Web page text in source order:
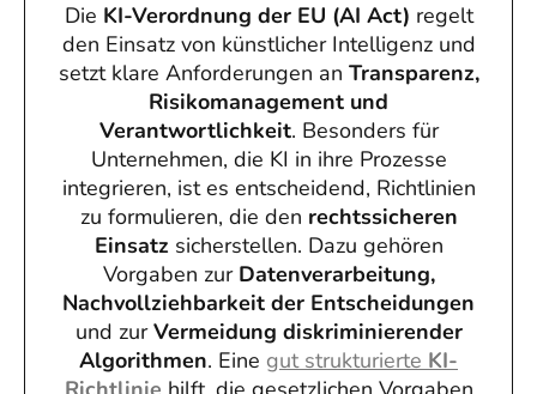
Die KI-Verordnung der EU (AI Act) regelt
den Einsatz von künstlicher Intelligenz und
setzt klare Anforderungen an Transparenz,
Risikomanagement und
Verantwortlichkeit. Besonders für
Unternehmen, die KI in ihre Prozesse
integrieren, ist es entscheidend, Richtlinien
zu formulieren, die den rechtssicheren
Einsatz sicherstellen. Dazu gehören
Vorgaben zur Datenverarbeitung,
Nachvollziehbarkeit der Entscheidungen
und zurVermeidung diskriminierender
Algorithmen. Eine gut strukturierte KI-